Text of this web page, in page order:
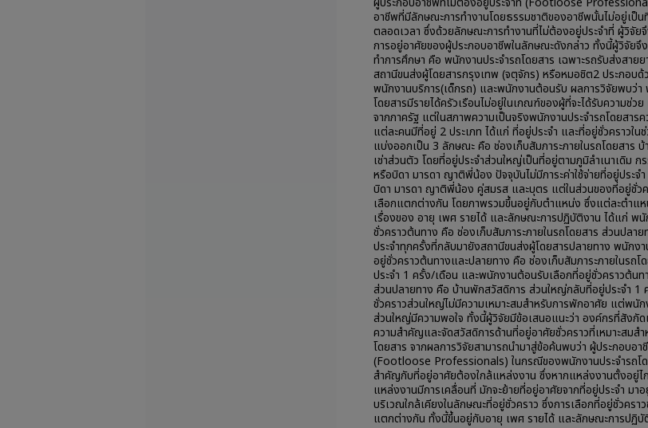
อาชีพที่มีลักษณะการทำงานโดยธรรมชาติของอาชีพนั้นไม่อยู่เป็น
ตลอดเวลา ซึ่งด้วยลักษณะการทำงานที่ไม่ต้องอยู่ประจำที่ ผู้วิจัย
การอยู่อาศัยของผู้ประกอบอาชีพในลักษณะดังกล่าว ทั้งนี้ผู้วิจัยจึ
ทำการศึกษา คือ พนักงานประจำรถโดยสาร เฉพาะรถรับส่งสาย
สถานีขนส่งผู้โดยสารกรุงเทพ (จตุจักร) หรือหมอชิต2 ประกอบ
พนักงานบริการ(เด็กรถ) และพนักงานต้อนรับ ผลการวิจัยพบว่า
โดยสารมีรายได้ครัวเรือนไม่อยู่ในเกณฑ์ของผู้ที่จะได้รับความช่ว
จากภาครัฐ แต่ในสภาพความเป็นจริงพนักงานประจำรถโดยสาร
แต่ละคนมีที่อยู่ 2 ประเภท ได้แก่ ที่อยู่ประจำ และที่อยู่ชั่วคราวใน
แบ่งออกเป็น 3 ลักษณะ คือ ช่องเก็บสัมภาระภายในรถโดยสาร
เช่าส่วนตัว โดยที่อยู่ประจำส่วนใหญ่เป็นที่อยู่ตามภูมิลำเนาเดิม
หรือบิดา มารดา ญาติพี่น้อง ปัจจุบันไม่มีภาระค่าใช้จ่ายที่อยู่ประ
บิดา มารดา ญาติพี่น้อง คู่สมรส และบุตร แต่ในส่วนของที่อยู่ชั่ว
เลือกแตกต่างกัน โดยภาพรวมขึ้นอยู่กับตำแหน่ง ซึ่งแต่ละตำแ
เรื่องของ อายุ เพศ รายได้ และลักษณะการปฏิบัติงาน ได้แก่ พ
ชั่วคราวต้นทาง คือ ช่องเก็บสัมภาระภายในรถโดยสาร ส่วนปล
ประจำทุกครั้งที่กลับมายังสถานีขนส่งผู้โดยสารปลายทาง พนักง
อยู่ชั่วคราวต้นทางและปลายทาง คือ ช่องเก็บสัมภาระภายในรถ
ประจำ 1 ครั้ง/เดือน และพนักงานต้อนรับเลือกที่อยู่ชั่วคราวต้นท
ส่วนปลายทาง คือ บ้านพักสวัสดิการ ส่วนใหญ่กลับที่อยู่ประจำ 1
ชั่วคราวส่วนใหญ่ไม่มีความเหมาะสมสำหรับการพักอาศัย แต่พนัก
ส่วนใหญ่มีความพอใจ ทั้งนี้ผู้วิจัยมีข้อเสนอแนะว่า องค์กรที่สังกั
ความสำคัญและจัดสวัสดิการด้านที่อยู่อาศัยชั่วคราวที่เหมาะสมส
โดยสาร จากผลการวิจัยสามารถนำมาสู่ข้อค้นพบว่า ผู้ประกอบอ
(Footloose Professionals) ในกรณีของพนักงานประจำรถโด
สำคัญกับที่อยู่อาศัยต้องใกล้แหล่งงาน ซึ่งหากแหล่งงานตั้งอยู่ไ
แหล่งงานมีการเคลื่อนที่ มักจะย้ายที่อยู่อาศัยจากที่อยู่ประจำ มา
บริเวณใกล้เคียงในลักษณะที่อยู่ชั่วคราว ซึ่งการเลือกที่อยู่ชั่วคร
แตกต่างกัน ทั้งนี้ขึ้นอยู่กับอายุ เพศ รายได้ และลักษณะการปฏิบั